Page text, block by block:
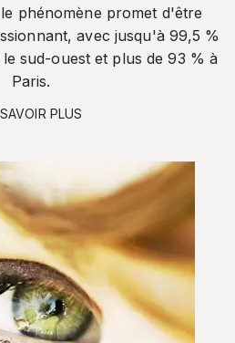
phénomène promet d'être
avec jusqu'à 99,5 %
sud-ouest et plus de 93 % à
Paris.
PLUS